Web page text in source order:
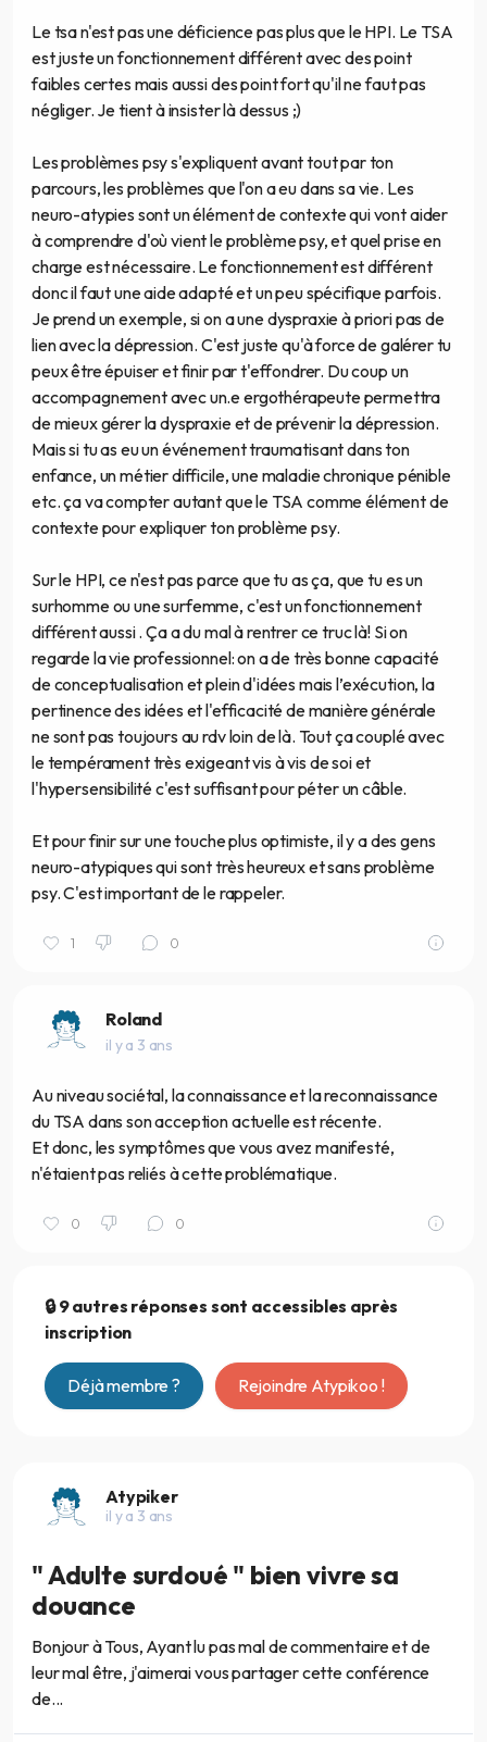
Le tsa n'est pas une déficience pas plus que le HPI. Le TSA
est juste un fonctionnement différent avec des point
faibles certes mais aussi des point fort qu'il ne faut pas
négliger. Je tient à insister là dessus ;)
Les problèmes psy s'expliquent avant tout par ton
parcours, les problèmes que l'on a eu dans sa vie. Les
neuro-atypies sont un élément de contexte qui vont aider
à comprendre d'où vient le problème psy, et quel prise en
charge est nécessaire. Le fonctionnement est différent
donc il faut une aide adapté et un peu spécifique parfois.
Je prend un exemple, si on a une dyspraxie à priori pas de
lien avec la dépression. C'est juste qu'à force de galérer tu
peux être épuiser et finir par t'effondrer. Du coup un
accompagnement avec un.e ergothérapeute permettra
de mieux gérer la dyspraxie et de prévenir la dépression.
Mais si tu as eu un événement traumatisant dans ton
enfance, un métier difficile, une maladie chronique pénible
etc. ça va compter autant que le TSA comme élément de
contexte pour expliquer ton problème psy.
Sur le HPI, ce n'est pas parce que tu as ça, que tu es un
surhomme ou une surfemme, c'est un fonctionnement
différent aussi . Ça a du mal à rentrer ce truc là! Si on
regarde la vie professionnel: on a de très bonne capacité
de conceptualisation et plein d'idées mais l’exécution, la
pertinence des idées et l'efficacité de manière générale
ne sont pas toujours au rdv loin de là. Tout ça couplé avec
le tempérament très exigeant vis à vis de soi et
l'hypersensibilité c'est suffisant pour péter un câble.
Et pour finir sur une touche plus optimiste, il y a des gens
neuro-atypiques qui sont très heureux et sans problème
psy. C'est important de le rappeler.
1 0
Roland
il y a 3 ans
Au niveau sociétal, la connaissance et la reconnaissance
du TSA dans son acception actuelle est récente.
Et donc, les symptômes que vous avez manifesté,
n'étaient pas reliés à cette problématique.
0 0
🔒 9 autres réponses sont accessibles après
inscription
Déjà membre ? Rejoindre Atypikoo !
Atypiker
il y a 3 ans
" Adulte surdoué " bien vivre sa
douance
Bonjour à Tous, Ayant lu pas mal de commentaire et de
leur mal être, j'aimerai vous partager cette conférence
de...